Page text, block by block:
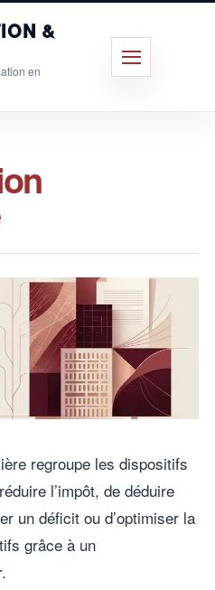
&
en
Menu
regroupe les dispositifs
l’impôt, de déduire
un déficit ou d’optimiser la
grâce à un